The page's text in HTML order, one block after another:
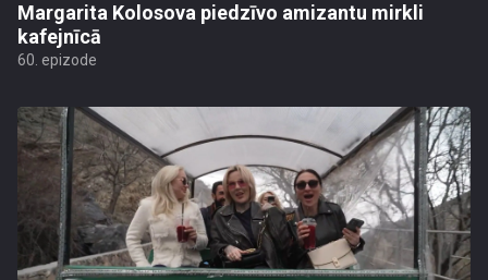
Margarita Kolosova piedzīvo amizantu mirkli
kafejnīcā
60. epizode